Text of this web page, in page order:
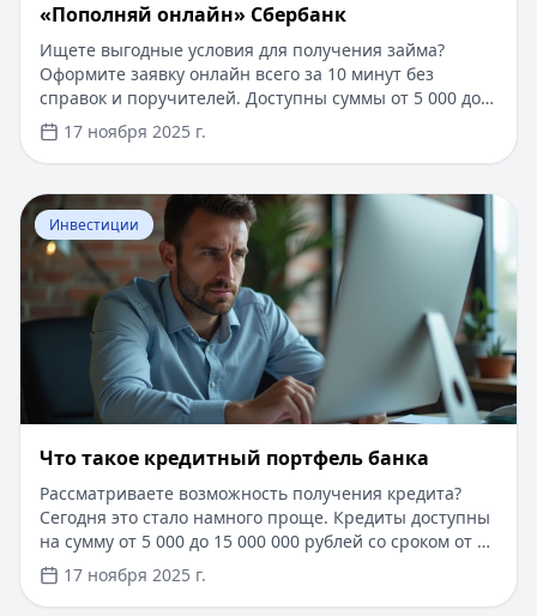
«Пополняй онлайн» Сбербанк
Ищете выгодные условия для получения займа?
Оформите заявку онлайн всего за 10 минут без
справок и поручителей. Доступны суммы от 5 000 до
100 000 рублей на срок до 24 месяцев. Решение
принимается автоматически, а деньги поступают на
карту в течение 15 минут после одобрения. Для новых
клиентов действует специальное предложение со
сниженной процентной ставкой.
17 ноября 2025 г.
Перейти к статье: Что такое кредитный портфель
Инвестиции
Что такое кредитный портфель банка
Рассматриваете возможность получения кредита?
Сегодня это стало намного проще. Кредиты доступны
на сумму от 5 000 до 15 000 000 рублей со сроком от 1
дня до 30 лет. Одобрение за 5 минут, минимум
документов – только паспорт. Онлайн-заявка доступна
17 ноября 2025 г.